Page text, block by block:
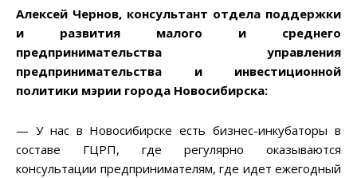
Алексей Чернов, консультант отдела поддержки
и развития малого и среднего
предпринимательства управления
предпринимательства и инвестиционной
политики мэрии города Новосибирска:
— У нас в Новосибирске есть бизнес-инкубаторы в
составе ГЦРП, где регулярно оказываются
консультации предпринимателям, где идет ежегодный